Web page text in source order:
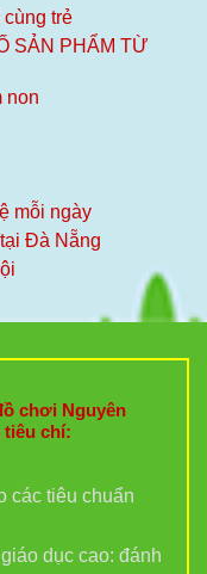
trẻ
SẢN PHẨM TỪ
non
mỗi ngày
Đà Nẵng
chơi Nguyên
tiêu chí:
các tiêu chuẩn
dục cao: đánh